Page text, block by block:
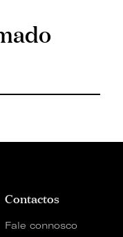
Contactos
Fale connosco